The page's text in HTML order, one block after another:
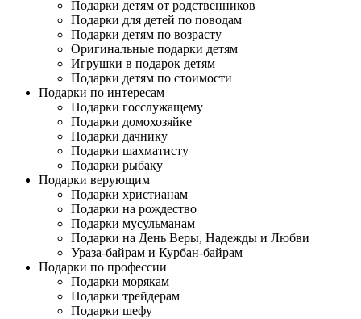
Подарки детям от родственников
Подарки для детей по поводам
Подарки детям по возрасту
Оригинальные подарки детям
Игрушки в подарок детям
Подарки детям по стоимости
Подарки по интересам
Подарки госслужащему
Подарки домохозяйке
Подарки дачнику
Подарки шахматисту
Подарки рыбаку
Подарки верующим
Подарки христианам
Подарки на рождество
Подарки мусульманам
Подарки на День Веры, Надежды и Любви
Ураза-байрам и Курбан-байрам
Подарки по профессии
Подарки морякам
Подарки трейдерам
Подарки шефу